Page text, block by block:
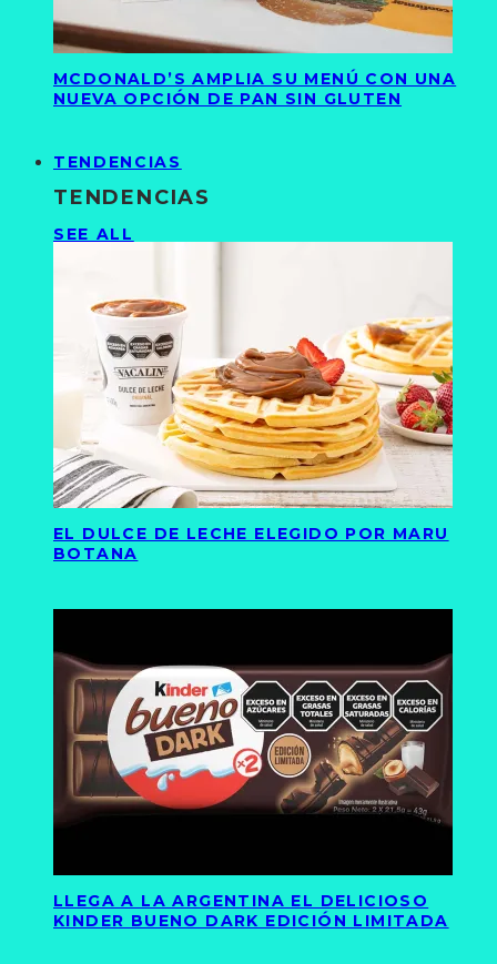
MCDONALD’S AMPLIA SU MENÚ CON UNA
NUEVA OPCIÓN DE PAN SIN GLUTEN
TENDENCIAS
TENDENCIAS
SEE ALL
EL DULCE DE LECHE ELEGIDO POR MARU
BOTANA
LLEGA A LA ARGENTINA EL DELICIOSO
KINDER BUENO DARK EDICIÓN LIMITADA